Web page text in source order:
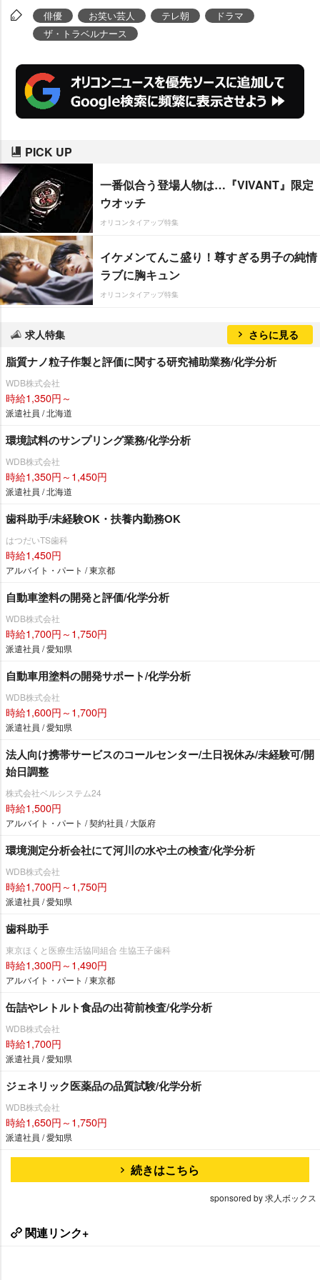
ポイントについて聞いた。
俳優 お笑い芸人 テレ朝
ドラマ
ザ・トラベルナース
PICK UP
一番似合う登場人物は…『VIVANT』限定
ウオッチ
オリコンタイアップ特集
イケメンてんこ盛り！尊すぎる男子の純情
ラブに胸キュン
オリコンタイアップ特集
求人特集 さらに見る
脂質ナノ粒子作製と評価に関する研究補助業務/化学分析
WDB株式会社
時給1,350円～
派遣社員 / 北海道
環境試料のサンプリング業務/化学分析
WDB株式会社
時給1,350円～1,450円
派遣社員 / 北海道
歯科助手/未経験OK・扶養内勤務OK
はつだいTS歯科
時給1,450円
アルバイト・パート / 東京都
自動車塗料の開発と評価/化学分析
WDB株式会社
時給1,700円～1,750円
派遣社員 / 愛知県
自動車用塗料の開発サポート/化学分析
WDB株式会社
時給1,600円～1,700円
派遣社員 / 愛知県
法人向け携帯サービスのコールセンター/土日祝休み/未経験可/開
始日調整
株式会社ベルシステム24
時給1,500円
アルバイト・パート / 契約社員 / 大阪府
環境測定分析会社にて河川の水や土の検査/化学分析
WDB株式会社
時給1,700円～1,750円
派遣社員 / 愛知県
歯科助手
東京ほくと医療生活協同組合 生協王子歯科
時給1,300円～1,490円
アルバイト・パート / 東京都
缶詰やレトルト食品の出荷前検査/化学分析
WDB株式会社
時給1,700円
派遣社員 / 愛知県
ジェネリック医薬品の品質試験/化学分析
WDB株式会社
時給1,650円～1,750円
派遣社員 / 愛知県
続きはこちら
sponsored by 求人ボックス
関連リンク+